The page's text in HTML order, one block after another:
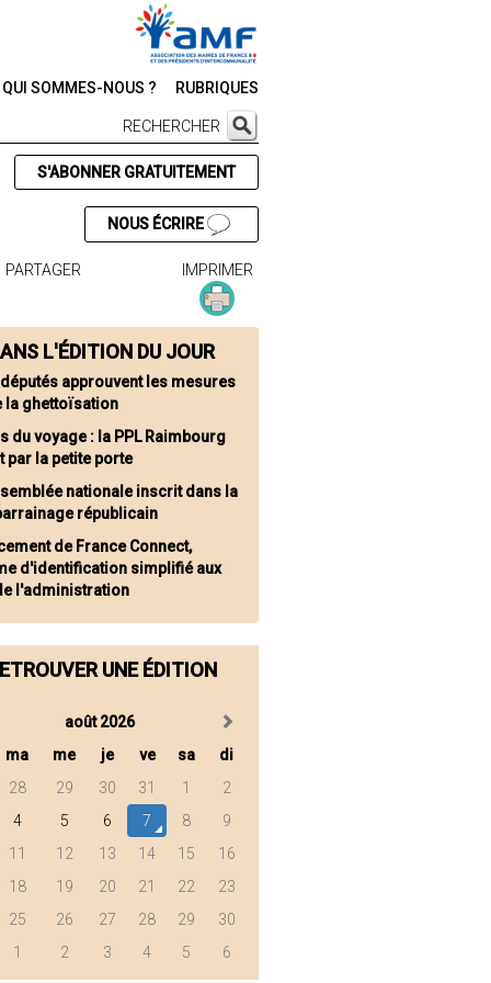
QUI SOMMES-NOUS ? RUBRIQUES
RECHERCHER
S'ABONNER GRATUITEMENT
NOUS ÉCRIRE
PARTAGER IMPRIMER
L'ÉDITION DU JOUR
députés approuvent les mesures
la ghettoïsation
du voyage : la PPL Raimbourg
par la petite porte
nationale inscrit dans la
républicain
de France Connect,
d'identification simplifié aux
l'administration
UNE ÉDITION
août 2026
ma me je ve sa
di
28 29 30 31 1
2
4 5 6 7 8
9
11 12 13 14 15
16
18 19 20 21 22
23
25 26 27 28 29
30
1 2 3 4 5 6